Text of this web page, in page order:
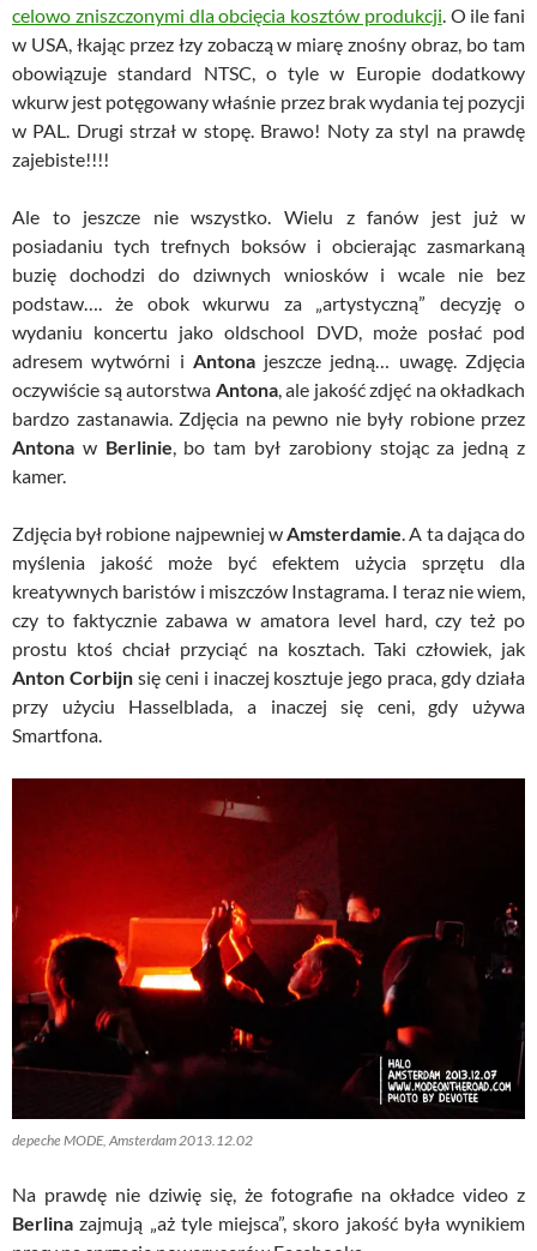
celowo zniszczonymi dla obcięcia kosztów produkcji. O ile fani
w USA, łkając przez łzy zobaczą w miarę znośny obraz, bo tam
obowiązuje standard NTSC, o tyle w Europie dodatkowy
wkurw jest potęgowany właśnie przez brak wydania tej pozycji
w PAL. Drugi strzał w stopę. Brawo! Noty za styl na prawdę
zajebiste!!!!
Ale to jeszcze nie wszystko. Wielu z fanów jest już w
posiadaniu tych trefnych boksów i obcierając zasmarkaną
buzię dochodzi do dziwnych wniosków i wcale nie bez
podstaw…. że obok wkurwu za „artystyczną” decyzję o
wydaniu koncertu jako oldschool DVD, może posłać pod
adresem wytwórni i Antona jeszcze jedną… uwagę. Zdjęcia
oczywiście są autorstwa Antona, ale jakość zdjęć na okładkach
bardzo zastanawia. Zdjęcia na pewno nie były robione przez
Antona w Berlinie, bo tam był zarobiony stojąc za jedną z
kamer.
Zdjęcia był robione najpewniej wAmsterdamie. A ta dająca do
myślenia jakość może być efektem użycia sprzętu dla
kreatywnych baristów i miszczów Instagrama. I teraz nie wiem,
czy to faktycznie zabawa w amatora level hard, czy też po
prostu ktoś chciał przyciąć na kosztach. Taki człowiek, jak
Anton Corbijnsię ceni i inaczej kosztuje jego praca, gdy działa
przy użyciu Hasselblada, a inaczej się ceni, gdy używa
Smartfona.
depeche MODE, Amsterdam 2013.12.02
Na prawdę nie dziwię się, że fotografie na okładce video z
Berlinazajmują „aż tyle miejsca”, skoro jakość była wynikiem